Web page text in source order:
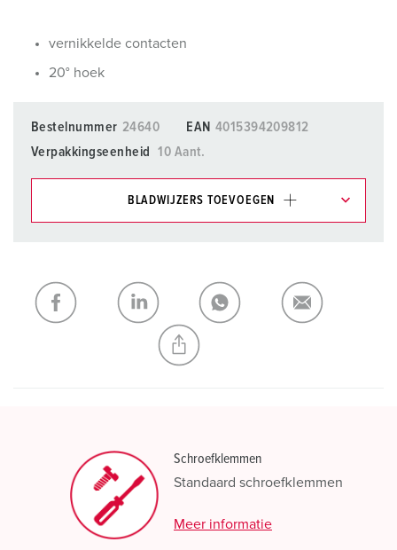
vernikkelde contacten
20° hoek
Bestelnummer 24640 EAN 4015394209812
Verpakkingseenheid
10 Aant.
BLADWIJZERS TOEVOEGEN
Mijn lijst TOEVOEGEN
NIEUW LIJST MAKEN
Schroefklemmen
Standaard schroefklemmen
Meer informatie